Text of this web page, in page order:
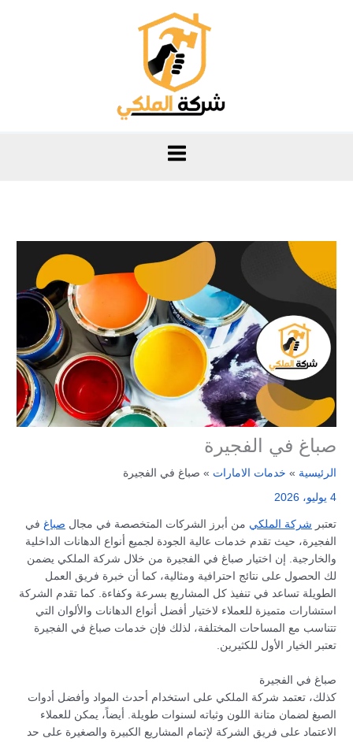
صباغ في الفجيرة
الرئيسية خدمات الامارات صباغ في الفجيرة
4 يوليو، 2026
تعتبر شركة الملكي من أبرز الشركات المتخصصة في مجال صباغ في
الفجيرة، حيث تقدم خدمات عالية الجودة لجميع أنواع الدهانات الداخلية
والخارجية. إن اختيار صباغ في الفجيرة من خلال شركة الملكي يضمن
لك الحصول على نتائج احترافية ومثالية، كما أن خبرة فريق العمل
الطويلة تساعد في تنفيذ كل المشاريع بسرعة وكفاءة. كما تقدم الشركة
استشارات متميزة للعملاء لاختيار أفضل أنواع الدهانات والألوان التي
تتناسب مع المساحات المختلفة، لذلك فإن خدمات صباغ في الفجيرة
تعتبر الخيار الأول للكثيرين.
صباغ في الفجيرة
كذلك، تعتمد شركة الملكي على استخدام أحدث المواد وأفضل أدوات
الصبغ لضمان متانة اللون وثباته لسنوات طويلة. أيضاً، يمكن للعملاء
الاعتماد على فريق الشركة لإتمام المشاريع الكبيرة والصغيرة على حد